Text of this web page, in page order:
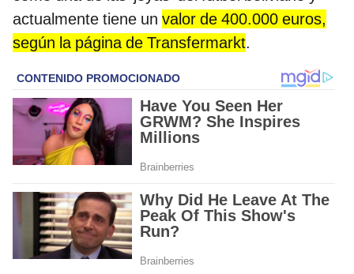
actualmente tiene un valor de 400.000 euros,
según la página de Transfermarkt.